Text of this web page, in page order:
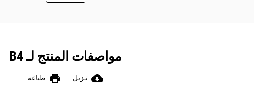
مواصفات المنتج لـ B4
cloud_download تنزيل print طباعة